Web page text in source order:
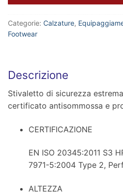
Categorie: Calzature,
Footwear
Descrizione
Stivaletto di sicurezza
certificato antisommossa e
CERTIFICAZIONE
EN ISO 20345:2011 S3
7971-5:2004 Type 2,
ALTEZZA